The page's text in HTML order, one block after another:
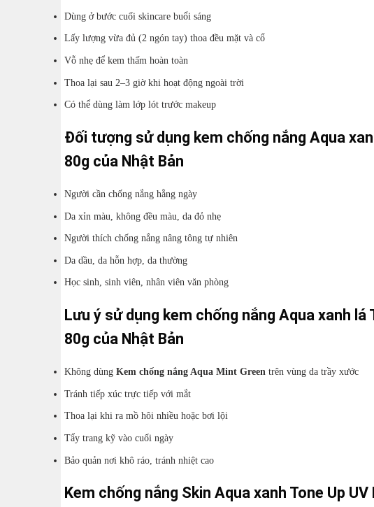
Dùng ở bước cuối skincare buổi sáng
Lấy lượng vừa đủ (2 ngón tay) thoa đều mặt và cổ
Vỗ nhẹ để kem thấm hoàn toàn
Thoa lại sau 2–3 giờ khi hoạt động ngoài trời
Có thể dùng làm lớp lót trước makeup
Đối tượng sử dụng kem chống nắng Aqua
80g của Nhật Bản
Người cần chống nắng hằng ngày
Da xỉn màu, không đều màu, da đỏ nhẹ
Người thích chống nắng nâng tông tự nhiên
Da dầu, da hỗn hợp, da thường
Học sinh, sinh viên, nhân viên văn phòng
Lưu ý sử dụng kem chống nắng Aqua xanh lá
80g của Nhật Bản
Không dùng Kem chống nắng Aqua Mint Green trên vùng da trầy xước
Tránh tiếp xúc trực tiếp với mắt
Thoa lại khi ra mồ hôi nhiều hoặc bơi lội
Tẩy trang kỹ vào cuối ngày
Bảo quản nơi khô ráo, tránh nhiệt cao
Kem chống nắng Skin Aqua xanh Tone Up